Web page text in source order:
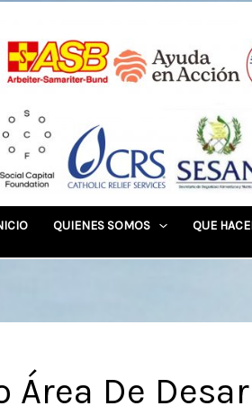
QUIENES SOMOS QUE
Área De